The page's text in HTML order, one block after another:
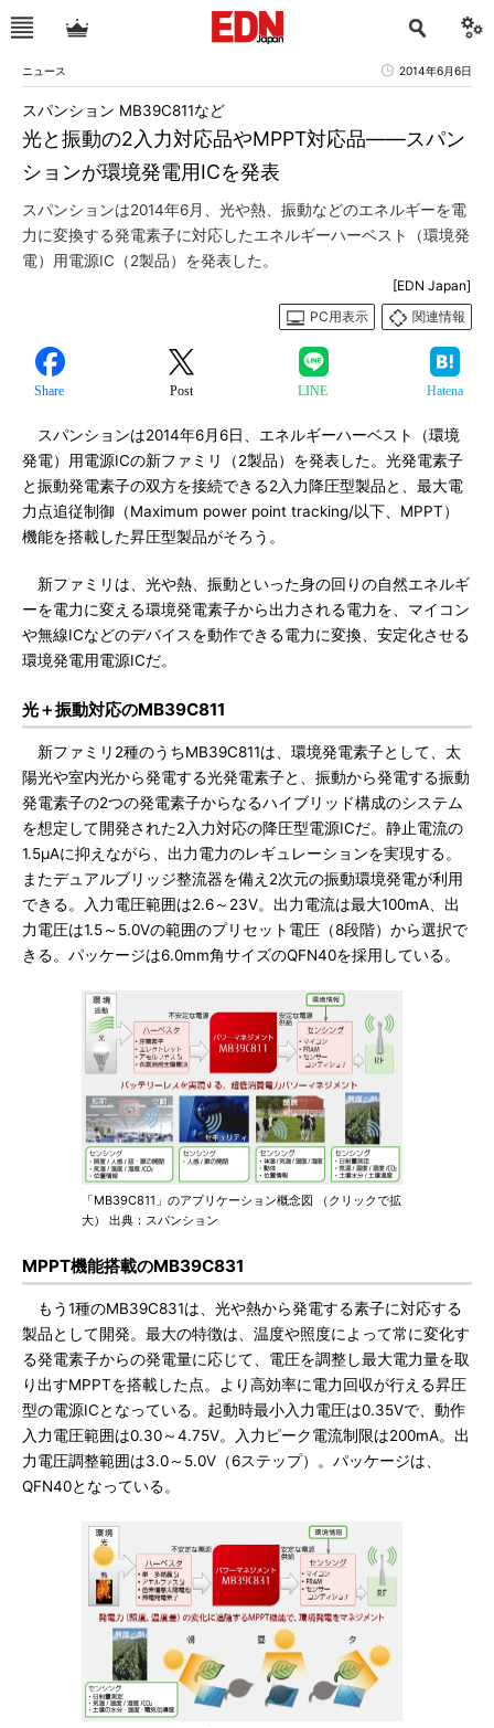
ニュース 2014年6月6日
光と振動の2入力対応品やMPPT対応品――スパン
ションが環境発電用ICを発表
スパンション MB39C811など
スパンションは2014年6月、光や熱、振動などのエネルギーを電
力に変換する発電素子に対応したエネルギーハーベスト（環境発
電）用電源IC（2製品）を発表した。
[EDN Japan]
PC用表示
関連情報
Share Post LINE Hatena
スパンションは2014年6月6日、エネルギーハーベスト（環境
発電）用電源ICの新ファミリ（2製品）を発表した。光発電素子
と振動発電素子の双方を接続できる2入力降圧型製品と、最大電
力点追従制御（Maximum power point tracking/以下、MPPT）
機能を搭載した昇圧型製品がそろう。
新ファミリは、光や熱、振動といった身の回りの自然エネルギ
ーを電力に変える環境発電素子から出力される電力を、マイコン
や無線ICなどのデバイスを動作できる電力に変換、安定化させる
環境発電用電源ICだ。
光＋振動対応のMB39C811
新ファミリ2種のうちMB39C811は、環境発電素子として、太
陽光や室内光から発電する光発電素子と、振動から発電する振動
発電素子の2つの発電素子からなるハイブリッド構成のシステム
を想定して開発された2入力対応の降圧型電源ICだ。静止電流の
1.5μAに抑えながら、出力電力のレギュレーションを実現する。
またデュアルブリッジ整流器を備え2次元の振動環境発電が利用
できる。入力電圧範囲は2.6～23V。出力電流は最大100mA、出
力電圧は1.5～5.0Vの範囲のプリセット電圧（8段階）から選択で
きる。パッケージは6.0mm角サイズのQFN40を採用している。
「MB39C811」のアプリケーション概念図 （クリックで拡
大） 出典：スパンション
MPPT機能搭載のMB39C831
もう1種のMB39C831は、光や熱から発電する素子に対応する
製品として開発。最大の特徴は、温度や照度によって常に変化す
る発電素子からの発電量に応じて、電圧を調整し最大電力量を取
り出すMPPTを搭載した点。より高効率に電力回収が行える昇圧
型の電源ICとなっている。起動時最小入力電圧は0.35Vで、動作
入力電圧範囲は0.30～4.75V。入力ピーク電流制限は200mA。出
力電圧調整範囲は3.0～5.0V（6ステップ）。パッケージは、
QFN40となっている。